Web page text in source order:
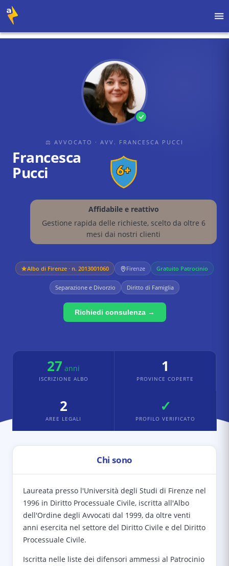
⚖ AVVOCATO · AVV. FRANCESCA PUCCI
Francesca
Pucci
Affidabile e reattivo
Gestione rapida delle richieste, scelto da oltre 6
mesi dai nostri clienti
Albo di Firenze · n. 2013001060 Firenze Gratuito Patrocinio
Separazione e Divorzio Diritto di Famiglia
Richiedi consulenza →
27 anni
ISCRIZIONE ALBO
1
PROVINCE COPERTE
2
AREE LEGALI
✓
PROFILO VERIFICATO
Chi sono
Laureata presso l'Università degli Studi di Firenze nel
1996 in Diritto Processuale Civile, iscritta all'Albo
dell'Ordine degli Avvocati dal 1999, da oltre venti
anni esercita nel settore del Diritto Civile e del Diritto
Processuale Civile.
Iscritta nelle liste dei difensori ammessi al Patrocinio